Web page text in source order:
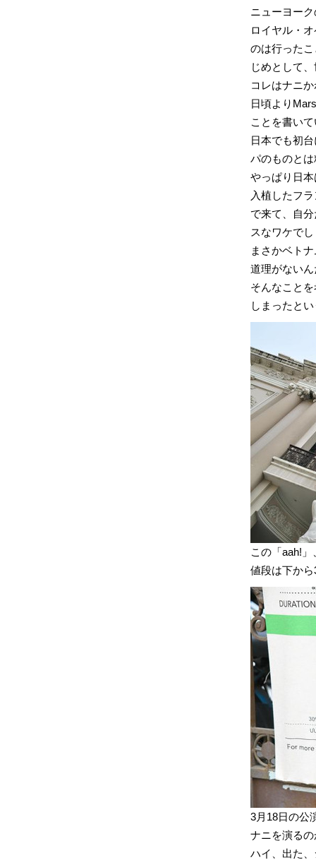
ニューヨー
ロイヤル・
のは行った
じめとして
コレはナニ
日頃より
ことを書い
日本でも初
パのものと
やっぱり日
入植したフ
で来て、自
スなワケで
まさかベト
道理がない
そんなこと
しまったと
この「aah!
値段は下か
3月18日の公
ナニを演る
ハイ、出た